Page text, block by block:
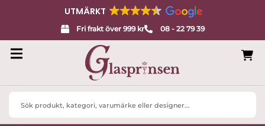
UTMÄRKT
Fri frakt över 999 kr 08 - 22 79 39
Search